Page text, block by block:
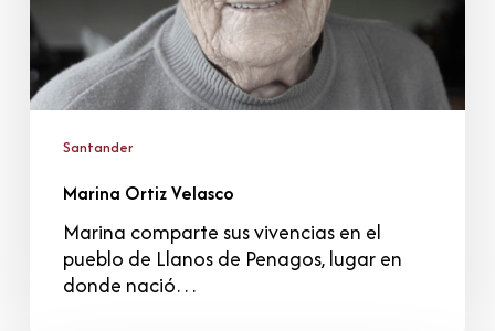
Santander
Marina Ortiz Velasco
Marina comparte sus vivencias en el
pueblo de Llanos de Penagos, lugar en
donde nació…